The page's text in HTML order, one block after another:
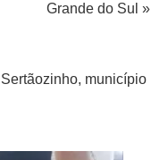
Grande do Sul »
município